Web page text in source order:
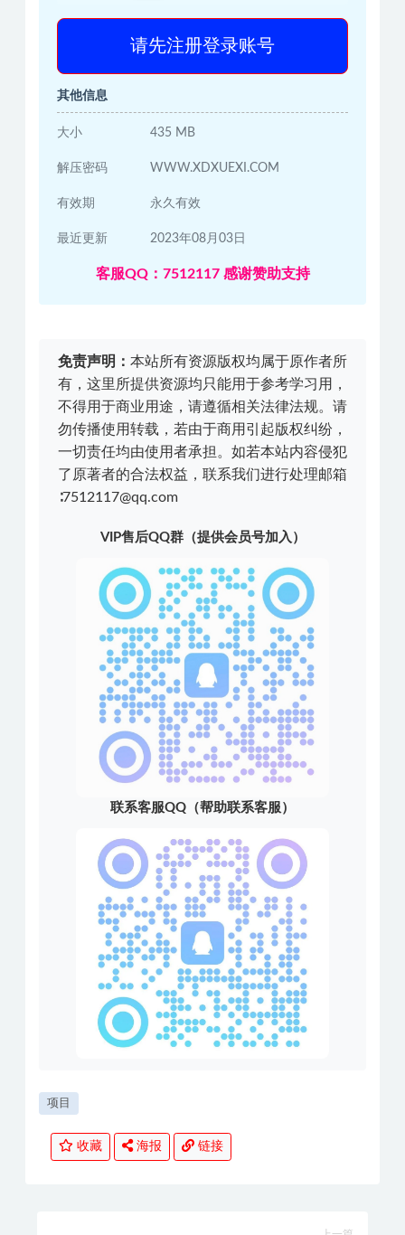
请先注册登录账号
其他信息
大小 435 MB
解压密码 WWW.XDXUEXI.COM
有效期 永久有效
最近更新 2023年08月03日
客服QQ：7512117 感谢赞助支持
免责声明： 本站所有资源版权均属于原作者所
有，这里所提供资源均只能用于参考学习用，
不得用于商业用途，请遵循相关法律法规。请
勿传播使用转载，若由于商用引起版权纠纷，
一切责任均由使用者承担。如若本站内容侵犯
了原著者的合法权益，联系我们进行处理邮箱
∶7512117@qq.com
VIP售后QQ群（提供会员号加入）
联系客服QQ（帮助联系客服）
项目
收藏 海报 链接